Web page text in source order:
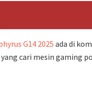
G14 2025 ada di
cari mesin gaming